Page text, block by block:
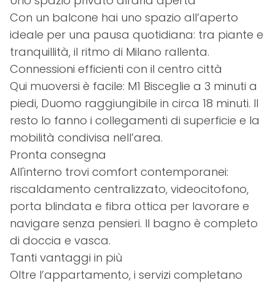
Con un balcone hai uno spazio all’aperto
ideale per una pausa quotidiana: tra piante e
tranquillità, il ritmo di Milano rallenta.
Connessioni efficienti con il centro città
Qui muoversi è facile: M1 Bisceglie a 3 minuti a
piedi, Duomo raggiungibile in circa 18 minuti. Il
resto lo fanno i collegamenti di superficie e la
mobilità condivisa nell’area.
Pronta consegna
All'interno trovi comfort contemporanei:
riscaldamento centralizzato, videocitofono,
porta blindata e fibra ottica per lavorare e
navigare senza pensieri. Il bagno è completo
di doccia e vasca.
Tanti vantaggi in più
Oltre l’appartamento, i servizi completano